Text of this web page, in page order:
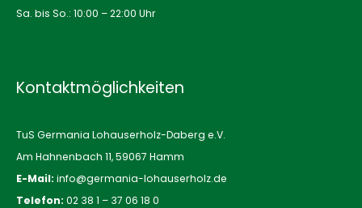
Sa. bis So.: 10:00 – 22:00 Uhr
Kontaktmöglichkeiten
TuS Germania Lohauserholz-Daberg e.V.
Am Hahnenbach 11, 59067 Hamm
E-Mail: info@germania-lohauserholz.de
Telefon: 02 38 1 – 37 06 18 0